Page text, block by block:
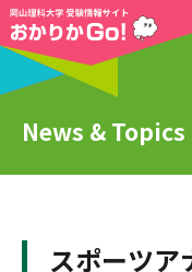
News & Topics
スポーツア